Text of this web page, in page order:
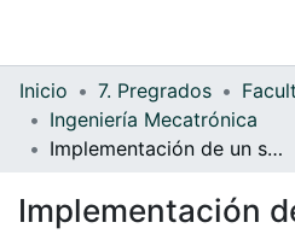
Todo DSpace
Estadísticas
Catálogo
Inicio 7. Pregrados
Ingeniería Mecatrónica
Implementación de un sensor de electroencefalograma (EEG) en aplicaciones domóticas
Implementación